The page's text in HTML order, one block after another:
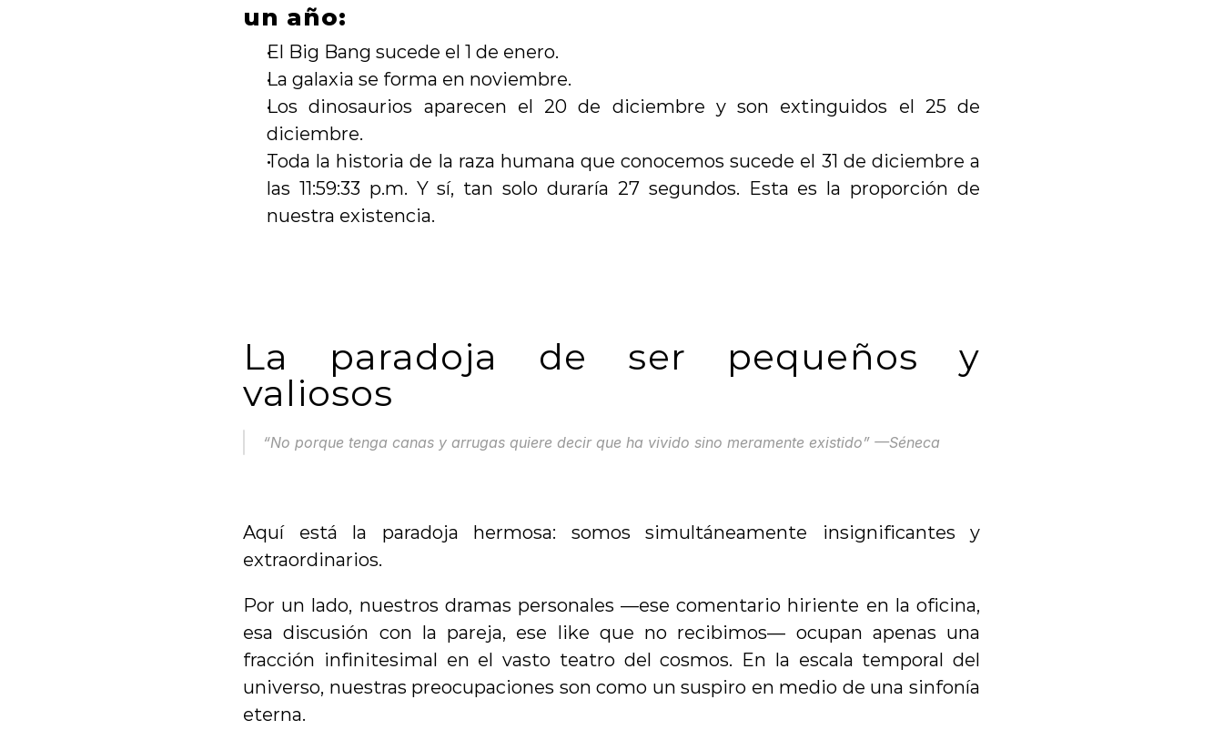
un año:
El Big Bang sucede el 1 de enero.
La galaxia se forma en noviembre.
Los dinosaurios aparecen el 20 de diciembre y son extinguidos el 25 de
diciembre.
Toda la historia de la raza humana que conocemos sucede el 31 de diciembre a
las 11:59:33 p.m. Y sí, tan solo duraría 27 segundos. Esta es la proporción de
nuestra existencia.
La paradoja de ser pequeños y
valiosos
“No porque tenga canas y arrugas quiere decir que ha vivido sino meramente existido” —Séneca
Aquí está la paradoja hermosa: somos simultáneamente insignificantes y
extraordinarios.
Por un lado, nuestros dramas personales —ese comentario hiriente en la oficina,
esa discusión con la pareja, ese like que no recibimos— ocupan apenas una
fracción infinitesimal en el vasto teatro del cosmos. En la escala temporal del
universo, nuestras preocupaciones son como un suspiro en medio de una sinfonía
eterna.